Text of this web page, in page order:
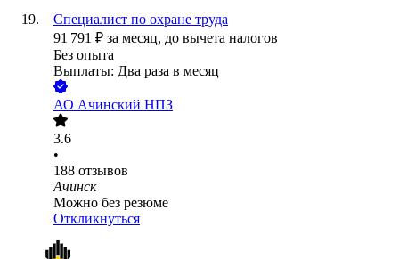
Специалист по охране труда
91 791 ₽ за месяц, до вычета налогов
Без опыта
Выплаты: Два раза в месяц
АО Ачинский НПЗ
3.6
•
188 отзывов
Ачинск
Можно без резюме
Откликнуться